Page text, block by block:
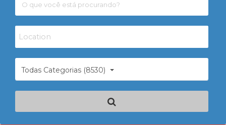
Todas Categorias (8530)